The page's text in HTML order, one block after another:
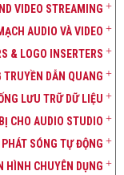
VIDEO STREAMING
AUDIO VÀ VIDEO
& LOGO INSERTERS
TRUYỀN DẪN QUANG
LƯU TRỮ DỮ LIỆU
CHO AUDIO STUDIO
PHÁT SÓNG TỰ ĐỘNG
HÌNH CHUYÊN DỤNG